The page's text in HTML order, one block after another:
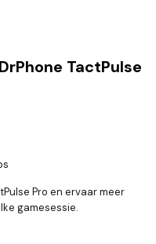
TactPulse
Pro en ervaar meer
gamesessie.